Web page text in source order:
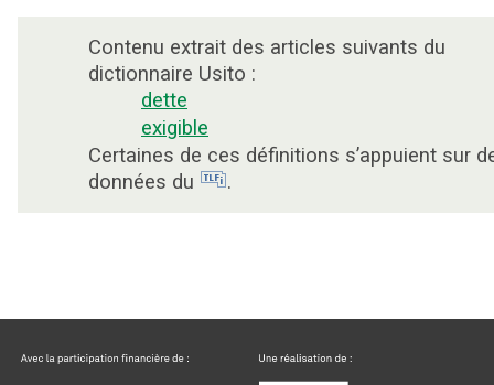
Contenu extrait des articles suivants du
dictionnaire Usito :
dette
exigible
Certaines de ces définitions s’appuient sur
données du
.